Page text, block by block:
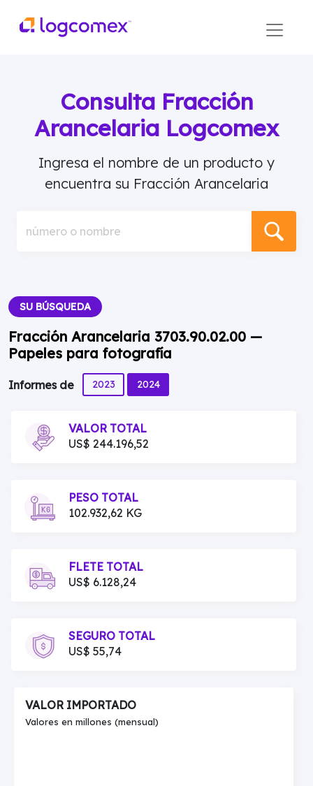
Consulta Fracción
Arancelaria Logcomex
Ingresa el nombre de un producto y
encuentra su Fracción Arancelaria
número o nombre
SU BÚSQUEDA
Fracción Arancelaria 3703.90.02.00 —
Papeles para fotografía
Informes de 2023 2024
VALOR TOTAL
US$ 244.196,52
PESO TOTAL
102.932,62 KG
FLETE TOTAL
US$ 6.128,24
SEGURO TOTAL
US$ 55,74
VALOR IMPORTADO
Valores en millones (mensual)